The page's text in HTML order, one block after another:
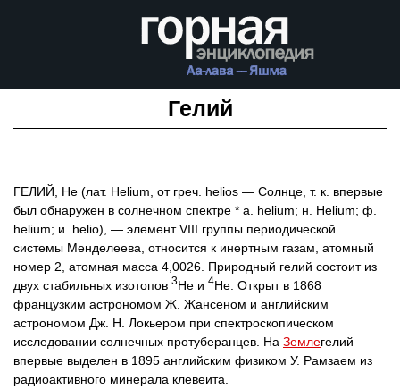
Гелий
ГЕЛИЙ, He (лат. Helium, от греч. helios — Солнце, т. к. впервые
был обнаружен в солнечном спектре * а. helium; н. Helium; ф.
helium; и. helio), — элемент VIII группы периодической
системы Менделеева, относится к инертным газам, атомный
номер 2, атомная масса 4,0026. Природный гелий состоит из
двух стабильных изотопов 3He и 4He. Открыт в 1868
французким астрономом Ж. Жансеном и английским
астрономом Дж. Н. Локьером при спектроскопическом
исследовании солнечных протуберанцев. На Землегелий
впервые выделен в 1895 английским физиком У. Рамзаем из
радиоактивного минерала клевеита.